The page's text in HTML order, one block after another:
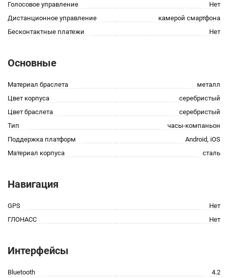
Голосовое управление
Нет
Дистанционное управление
камерой смартфона
Бесконтактные платежи
Нет
Основные
Материал браслета
металл
Цвет корпуса
серебристый
Цвет браслета
серебристый
Тип
часы-компаньон
Поддержка платформ
Android, iOS
Материал корпуса
сталь
Навигация
GPS
Нет
ГЛОНАСС
Нет
Интерфейсы
Bluetooth
4.2